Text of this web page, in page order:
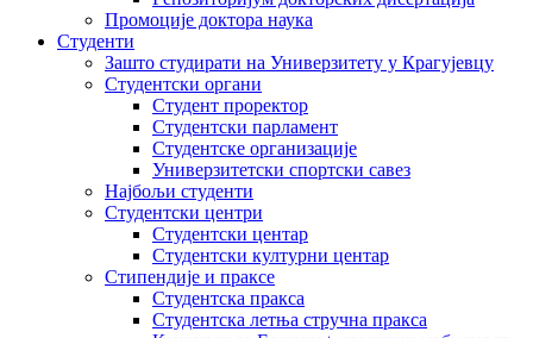
Промоције доктора наука
Студенти
Зашто студирати на Универзитету у Крагујевцу
Студентски органи
Студент проректор
Студентски парламент
Студентске организације
Универзитетски спортски савез
Најбољи студенти
Студентски центри
Студентски центар
Студентски културни центар
Стипендије и праксе
Студентска пракса
Студентска летња стручна пракса